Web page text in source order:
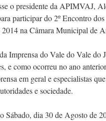
o presidente da APIMVAJ,
participar do 2º Encontro
na Câmara Municipal de
Imprensa do Vale do Vale do
e como ocorreu no ano
em geral e especialistas
e sociedade.
Sábado, dia 30 de Agosto de